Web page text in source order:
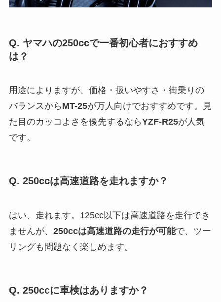
Q. ヤマハの250ccで一番初心者におすすめ
は？
用途によりますが、価格・扱いやすさ・街乗りの
バランスから MT-25が万人向けでおすすめです。見
た目のカッコよさを優先するならYZF-R25が人気
です。
Q. 250ccは高速道路を走れますか？
はい、走れます。125cc以下は高速道路を走行でき
ませんが、 250ccは高速道路の走行が可能で、ツー
リングも問題なく楽しめます。
Q. 250ccに車検はありますか？